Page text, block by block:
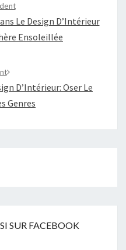
Le Design D’Intérieur
Ensoleillée
D’Intérieur: Oser Le
Genres
SUR FACEBOOK